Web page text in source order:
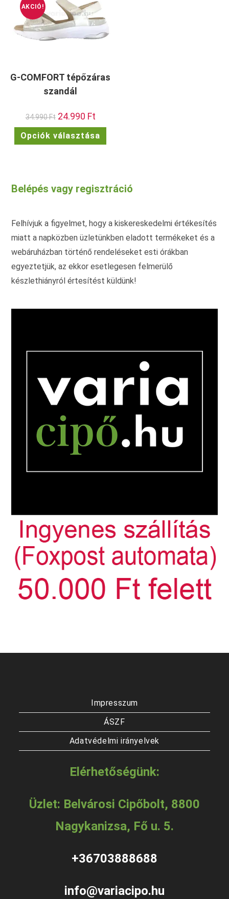
AKCIÓ!
G-COMFORT tépőzáras
szandál
34.990Ft Original
price
was:
34.990 Ft.
24.990 FtCurrent
price
is:
24.990 Ft.
Opciók választása
Ennek
terméknek
a
termékoldalon
Belépés vagy regisztráció
Felhívjuk a figyelmet, hogy a kiskereskedelmi értékesítés
miatt a napközben üzletünkben eladott termékeket és a
webáruházban történő rendeléseket esti órákban
egyeztetjük, az ekkor esetlegesen felmerülő
készlethiányról értesítést küldünk!
Impresszum
ÁSZF
Adatvédelmi irányelvek
Elérhetőségünk:
Üzlet: Belvárosi Cipőbolt, 8800
Nagykanizsa, Fő u. 5.
+36703888688
info@variacipo.hu